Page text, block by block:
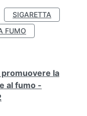
SIGARETTA
FUMO
promuovere la
al fumo -